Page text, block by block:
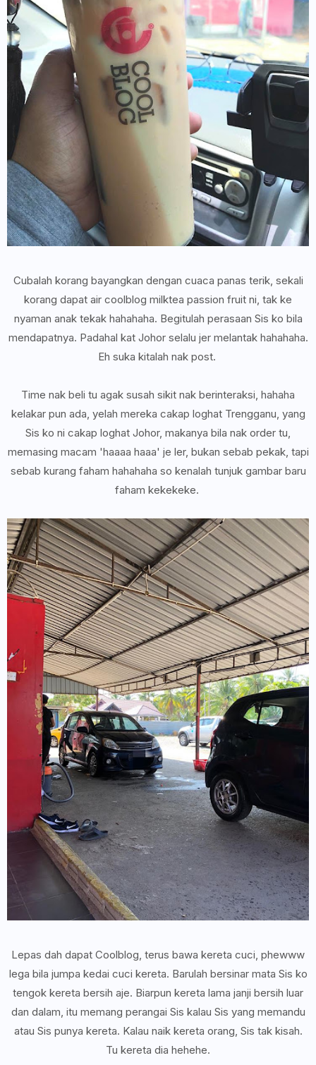
Cubalah korang bayangkan dengan cuaca panas terik, sekali
korang dapat air coolblog milktea passion fruit ni, tak ke
nyaman anak tekak hahahaha. Begitulah perasaan Sis ko bila
mendapatnya. Padahal kat Johor selalu jer melantak hahahaha.
Eh suka kitalah nak post.
Time nak beli tu agak susah sikit nak berinteraksi, hahaha
kelakar pun ada, yelah mereka cakap loghat Trengganu, yang
Sis ko ni cakap loghat Johor, makanya bila nak order tu,
memasing macam 'haaaa haaa' je ler, bukan sebab pekak, tapi
sebab kurang faham hahahaha so kenalah tunjuk gambar baru
faham kekekeke.
Lepas dah dapat Coolblog, terus bawa kereta cuci, phewww
lega bila jumpa kedai cuci kereta. Barulah bersinar mata Sis ko
tengok kereta bersih aje. Biarpun kereta lama janji bersih luar
dan dalam, itu memang perangai Sis kalau Sis yang memandu
atau Sis punya kereta. Kalau naik kereta orang, Sis tak kisah.
Tu kereta dia hehehe.